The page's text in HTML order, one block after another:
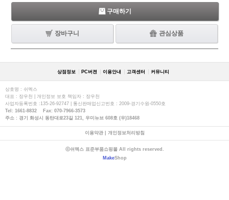
구매하기
장바구니 관심상품
상점정보 PC버젼 이용안내 고객센터 커뮤니티
상호명 : 쉬멕스
대표 : 장우천 | 개인정보 보호 책임자 : 장우천
사업자등록번호 :135-26-92747 | 통신판매업신고번호 : 2009-경기수원-0550호
Tel: 1661-8832 Fax: 070-7966-3573
주소 : 경기 화성시 동탄대로23길 121, 우미뉴브 608호 (우)18468
이용약관| 개인정보처리방침
ⓒ쉬멕스 표준부품쇼핑몰 All rights reserved.
MakeShop